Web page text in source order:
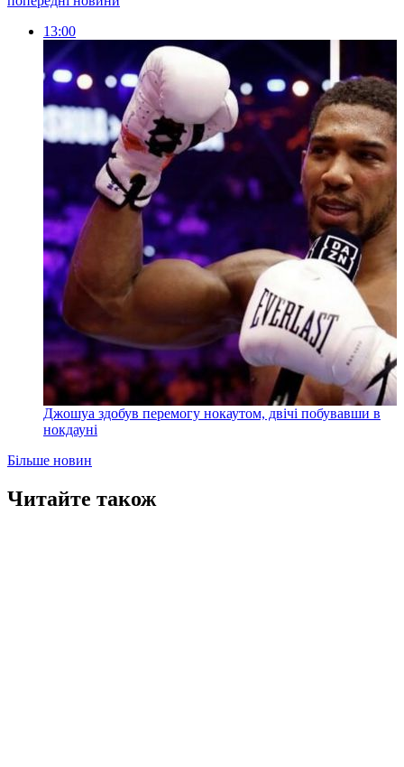
13:00
Джошуа здобув перемогу нокаутом, двічі побувавши в
нокдауні
Більше новин
Читайте також